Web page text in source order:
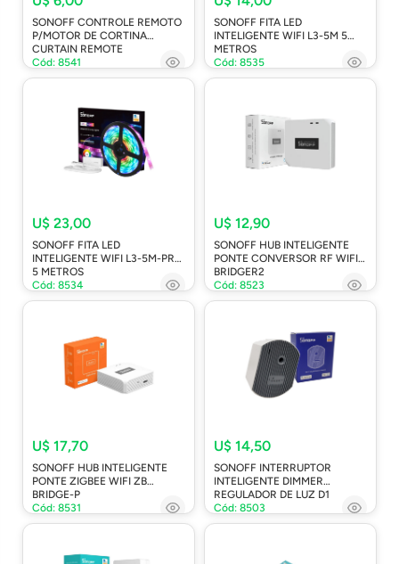
SONOFF CONTROLE REMOTO
P/MOTOR DE CORTINA
CURTAIN REMOTE
Cód: 8541
SONOFF FITA LED
INTELIGENTE WIFI L3-5M 5
METROS
Cód: 8535
U$ 23,00
SONOFF FITA LED
INTELIGENTE WIFI L3-5M-PRO
5 METROS
Cód: 8534
U$ 12,90
SONOFF HUB INTELIGENTE
PONTE CONVERSOR RF WIFI
BRIDGER2
Cód: 8523
U$ 17,70
SONOFF HUB INTELIGENTE
PONTE ZIGBEE WIFI ZB
BRIDGE-P
Cód: 8531
U$ 14,50
SONOFF INTERRUPTOR
INTELIGENTE DIMMER
REGULADOR DE LUZ D1
Cód: 8503